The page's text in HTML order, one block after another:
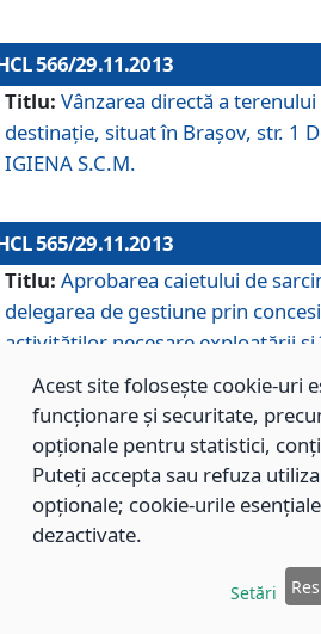
566/29.11.2013
Titlu: Vânzarea directă a
destinaţie, situat în Braşov, str. 1
IGIENA S.C.M.
565/29.11.2013
Titlu: Aprobarea caietului de
delegarea de gestiune prin
activităţilor necesare exploatării
Municipal Braşov situat în str.
564/29.11.2013
Titlu: Completarea şi
care s-a aprobat studiul de
Acest site folosește cookie-uri
funcționare și securitate,
opționale pentru statistici,
Puteți accepta sau refuza
opționale; cookie-urile
dezactivate.
Setări